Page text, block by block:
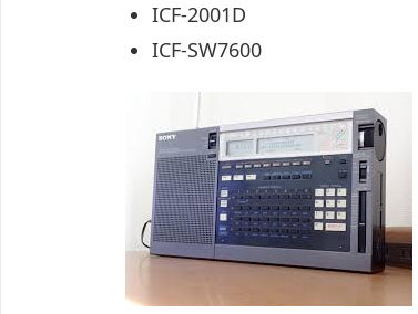
ICF-2001D
ICF-SW7600